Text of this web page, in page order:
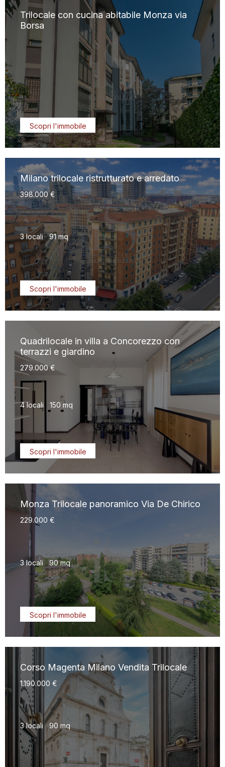
Trilocale con cucina abitabile Monza via
Borsa
Scopri l'immobile
Milano trilocale ristrutturato e arredato
398.000 €
3 locali91 mq
Scopri l'immobile
Quadrilocale in villa a Concorezzo con
terrazzi e giardino
279.000 €
4 locali 150 mq
Scopri l'immobile
Monza Trilocale panoramico Via De Chirico
229.000 €
3 locali90 mq
Scopri l'immobile
Corso Magenta Milano Vendita Trilocale
1.190.000 €
3 locali90 mq